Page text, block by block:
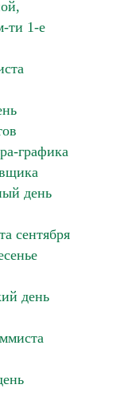
ти 1-е
графика
день
сентября
день